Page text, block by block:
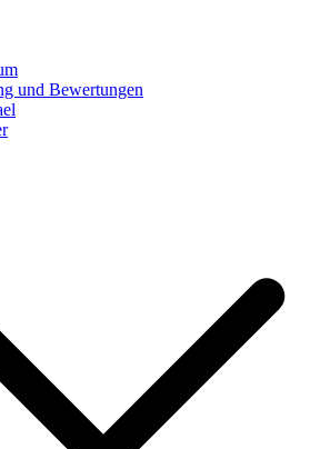
und Bewertungen